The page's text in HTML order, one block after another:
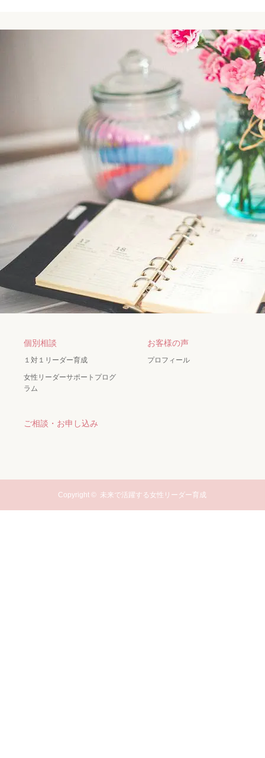
個別相談
１対１リーダー育成
女性リーダーサポートプログ
ラム
お客様の声
プロフィール
ご相談・お申し込み
Copyright © 未来で活躍する女性リーダー育成